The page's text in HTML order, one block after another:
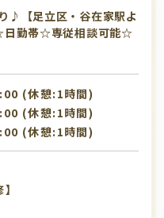
♪【足立区・谷在家駅よ
勤帯☆専従相談可能☆
(休憩:1時間)
(休憩:1時間)
(休憩:1時間)